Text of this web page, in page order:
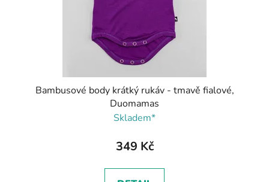
Bambusové body krátký rukáv - tmavě fialové,
Duomamas
Skladem*
349 Kč